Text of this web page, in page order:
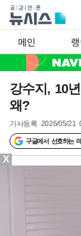
메인
강수지, 10
왜?
기사등록 2026/05/21
구글에서 선호하는
X